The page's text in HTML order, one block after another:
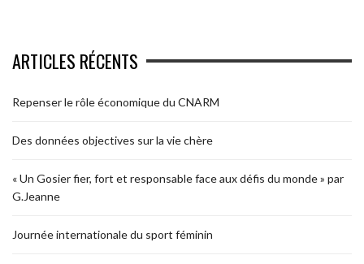
ARTICLES RÉCENTS
Repenser le rôle économique du CNARM
Des données objectives sur la vie chère
« Un Gosier fier, fort et responsable face aux défis du monde » par
G.Jeanne
Journée internationale du sport féminin